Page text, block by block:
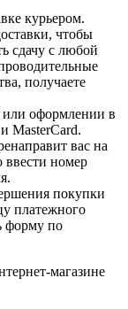
курьером.
чтобы
сдачу с любой
получаете
или оформлении в
MasterCard.
вас на
ввести номер
покупки
платежного
форму по
магазине